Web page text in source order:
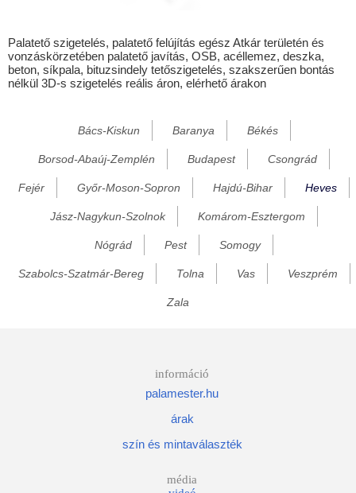
Dombegyház
Dombiratos
Egerbakta
Egerbocs
Egercsehi
Egerszalók
Palatető szigetelés, palatető felújítás egész Atkár területén és
vonzáskörzetében palatető javítás, OSB, acéllemez, deszka,
beton, síkpala, bituzsindely tetőszigetelés, szakszerűen bontás
nélkül 3D-s szigetelés reális áron, elérhető árakon
Bács-Kiskun Baranya Békés
Borsod-Abaúj-Zemplén Budapest Csongrád
Fejér Győr-Moson-Sopron Hajdú-Bihar Heves
Jász-Nagykun-Szolnok Komárom-Esztergom
Nógrád Pest Somogy
Szabolcs-Szatmár-Bereg Tolna Vas Veszprém
Zala
információ
palamester.hu
árak
szín és mintaválaszték
média